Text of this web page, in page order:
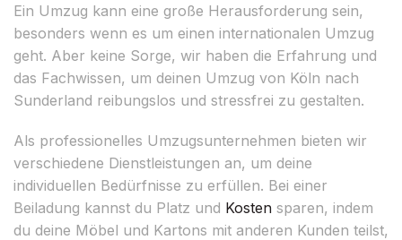
Ein Umzug kann eine große Herausforderung sein,
besonders wenn es um einen internationalen Umzug
geht. Aber keine Sorge, wir haben die Erfahrung und
das Fachwissen, um deinen Umzug von Köln nach
Sunderland reibungslos und stressfrei zu gestalten.
Als professionelles Umzugsunternehmen bieten wir
verschiedene Dienstleistungen an, um deine
individuellen Bedürfnisse zu erfüllen. Bei einer
Beiladung kannst du Platz und Kosten sparen, indem
du deine Möbel und Kartons mit anderen Kunden teilst,